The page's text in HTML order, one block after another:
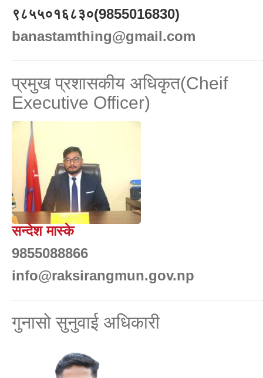
९८५५०१६८३०(9855016830)
banastamthing@gmail.com
प्रमुख प्रशासकीय अधिकृत(Cheif
Executive Officer)
सन्देश मास्के
9855088866
info@raksirangmun.gov.np
गुनासो सुनुवाई अधिकारी